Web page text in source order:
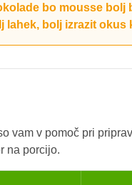
bo mousse bolj
lahek, bolj izrazit okus
vam v pomoč pri
na porcijo.